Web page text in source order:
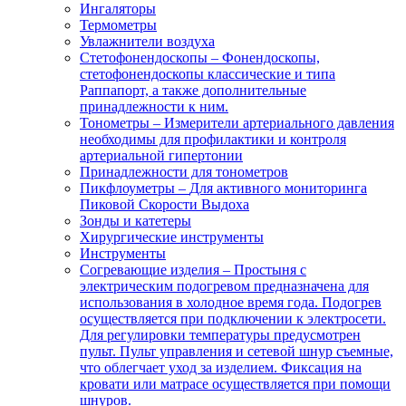
Ингаляторы
Термометры
Увлажнители воздуха
Стетофонендоскопы – Фонендоскопы,
стетофонендоскопы классические и типа
Раппапорт, а также дополнительные
принадлежности к ним.
Тонометры – Измерители артериального давления
необходимы для профилактики и контроля
артериальной гипертонии
Принадлежности для тонометров
Пикфлоуметры – Для активного мониторинга
Пиковой Скорости Выдоха
Зонды и катетеры
Хирургические инструменты
Инструменты
Согревающие изделия – Простыня с
электрическим подогревом предназначена для
использования в холодное время года. Подогрев
осуществляется при подключении к электросети.
Для регулировки температуры предусмотрен
пульт. Пульт управления и сетевой шнур съемные,
что облегчает уход за изделием. Фиксация на
кровати или матрасе осуществляется при помощи
шнуров.